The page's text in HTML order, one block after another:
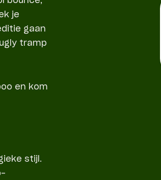
je
gaan
tramp
en kom
stijl.